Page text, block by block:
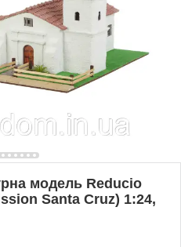
модель Reducio
Santa Cruz) 1:24,